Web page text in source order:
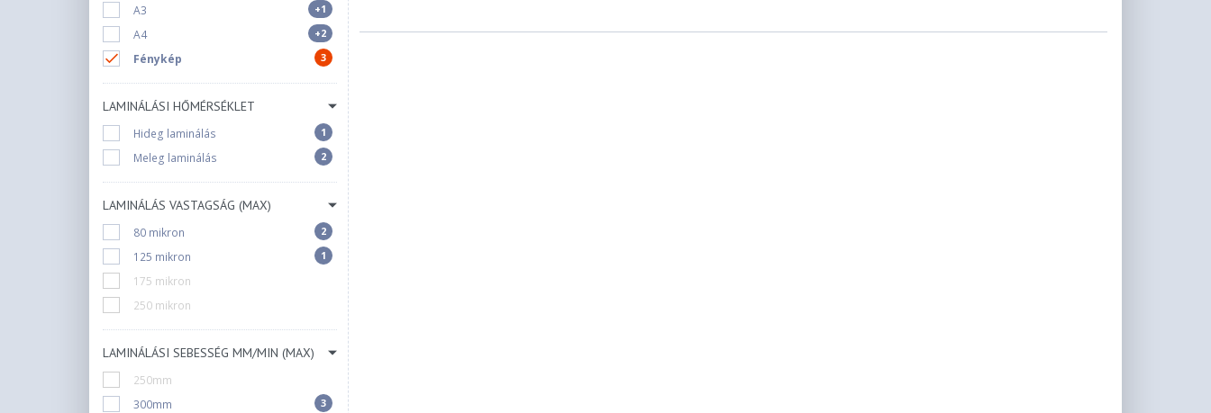
A3 +1
A4 +2
Fénykép 3
LAMINÁLÁSI HŐMÉRSÉKLET
Hideg laminálás 1
Meleg laminálás 2
LAMINÁLÁS VASTAGSÁG (MAX)
80 mikron 2
125 mikron 1
175 mikron
250 mikron
LAMINÁLÁSI SEBESSÉG MM/MIN (MAX)
250mm
300mm
3